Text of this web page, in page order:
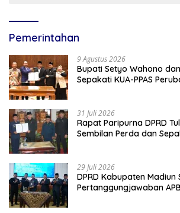
Pemerintahan
9 Agustus 2026
Bupati Setyo Wahono
Sepakati KUA-PPAS
31 Juli 2026
Rapat Paripurna DPRD
Sembilan Perda dan
29 Juli 2026
DPRD Kabupaten Madiun
Pertanggungjawaban